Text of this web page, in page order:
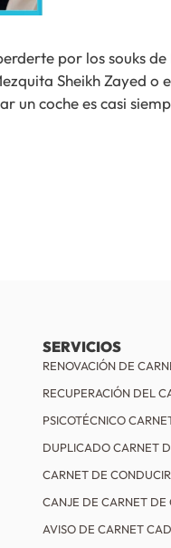
por los souks
Sheikh Zayed
un coche es casi
SERVICIOS
RENOVACIÓN DE
RECUPERACIÓN DEL
PSICOTÉCNICO
DUPLICADO CARNET
CARNET DE
CANJE DE CARNET DE
AVISO DE CARNET